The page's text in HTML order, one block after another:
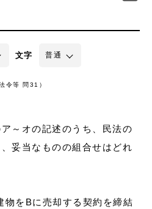
文字
令等 問31）
～オの記述のうち、民法の
妥当なものの組合せはどれ
をBに売却する契約を締結